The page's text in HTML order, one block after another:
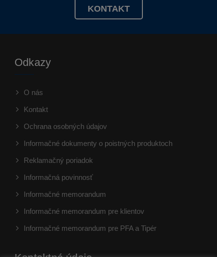
KONTAKT
Odkazy
O nás
Kontakt
Ochrana osobných údajov
Informačné dokumenty o poistných produktoch
Reklamačný poriadok
Informačná povinnosť
Informačné memorandum
Informačné memorandum pre klientov
Informačné memorandum pre PFA a Tipér